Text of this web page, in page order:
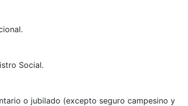
Social.
o jubilado (excepto seguro campesino y